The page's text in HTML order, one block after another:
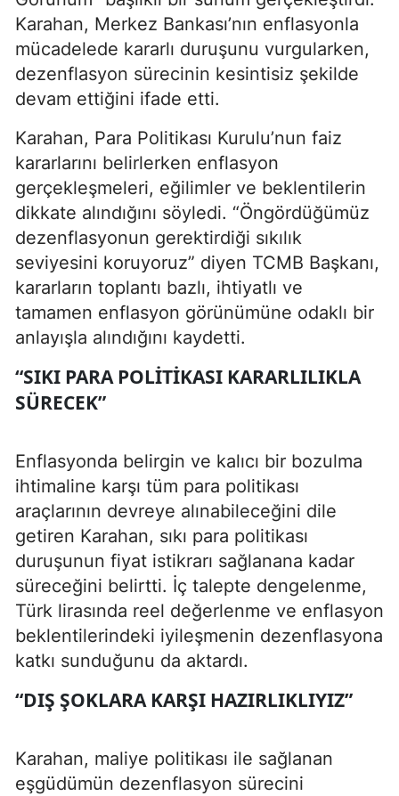
Karahan, Merkez Bankası’nın enflasyonla
mücadelede kararlı duruşunu vurgularken,
dezenflasyon sürecinin kesintisiz şekilde
devam ettiğini ifade etti.
Karahan, Para Politikası Kurulu’nun faiz
kararlarını belirlerken enflasyon
gerçekleşmeleri, eğilimler ve beklentilerin
dikkate alındığını söyledi. “Öngördüğümüz
dezenflasyonun gerektirdiği sıkılık
seviyesini koruyoruz” diyen TCMB Başkanı,
kararların toplantı bazlı, ihtiyatlı ve
tamamen enflasyon görünümüne odaklı bir
anlayışla alındığını kaydetti.
“SIKI PARA POLITIKASI KARARLILIKLA
SÜRECEK”
Enflasyonda belirgin ve kalıcı bir bozulma
ihtimaline karşı tüm para politikası
araçlarının devreye alınabileceğini dile
getiren Karahan, sıkı para politikası
duruşunun fiyat istikrarı sağlanana kadar
süreceğini belirtti. İç talepte dengelenme,
Türk lirasında reel değerlenme ve enflasyon
beklentilerindeki iyileşmenin dezenflasyona
katkı sunduğunu da aktardı.
“DIŞ ŞOKLARA KARŞI HAZIRLIKLIYIZ”
Karahan, maliye politikası ile sağlanan
eşgüdümün dezenflasyon sürecini